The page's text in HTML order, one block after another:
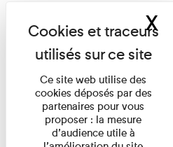
Ce site web utilise des
cookies déposés par des
partenaires pour vous
proposer : la mesure
d’audience utile à
X